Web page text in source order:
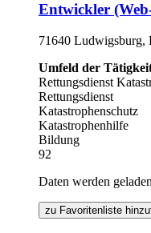
Entwickler
71640 Ludwigsburg,
Umfeld der
Rettungsdienst
Rettungsdienst
Katastrophenschutz
Katastrophenhilfe
Bildung
92
Daten werden
zu Favoritenliste